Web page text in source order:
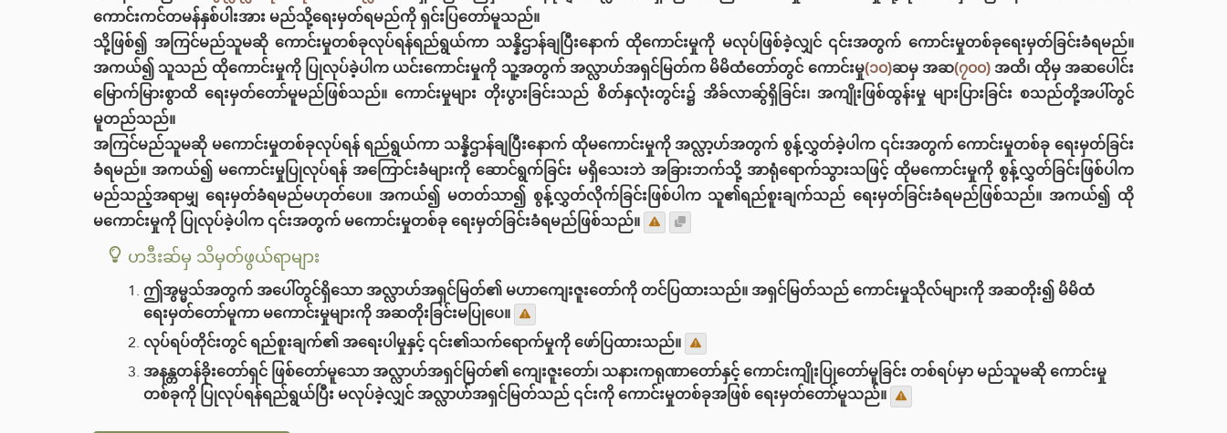
ကောင်းကင်တမန်နှစ်ပါးအား မည်သို့ရေးမှတ်ရမည်ကို ရှင်းပြတော်မူသည်။
သို့ဖြစ်၍ အကြင်မည်သူမဆို ကောင်းမှုတစ်ခုလုပ်ရန်ရည်ရွယ်ကာ သန္နိဌာန်ချပြီးနောက် ထိုကောင်းမှုကို မလုပ်ဖြစ်ခဲ့လျှင် ၎င်းအတွက် ကောင်းမှုတစ်ခုရေးမှတ်ခြင်းခံရမည်။
အကယ်၍ သူသည် ထိုကောင်းမှုကို ပြုလုပ်ခဲ့ပါက ယင်းကောင်းမှုကို သူ့အတွက် အလ္လာဟ်အရှင်မြတ်က မိမိထံတော်တွင် ကောင်းမှု(၁၀)ဆမှ အဆ(၇၀၀) အထိ၊ ထိုမှ အဆပေါင်း
မြောက်မြားစွာထိ ရေးမှတ်တော်မူမည်ဖြစ်သည်။ ကောင်းမှုများ တိုးပွားခြင်းသည် စိတ်နှလုံးတွင်း၌ အိခ်လာဆ်ွရှိခြင်း၊ အကျိုးဖြစ်ထွန်းမှု များပြားခြင်း စသည်တို့အပါ်တွင်
မူတည်သည်။
အကြင်မည်သူမဆို မကောင်းမှုတစ်ခုလုပ်ရန် ရည်ရွယ်ကာ သန္နိဌာန်ချပြီးနောက် ထိုမကောင်းမှုကို အလ္လာ့ဟ်အတွက် စွန့်လွှတ်ခဲ့ပါက ၎င်းအတွက် ကောင်းမှုတစ်ခု ရေးမှတ်ခြင်း
ခံရမည်။ အကယ်၍ မကောင်းမှုပြုလုပ်ရန် အကြောင်းခံများကို ဆောင်ရွက်ခြင်း မရှိသေးဘဲ အခြားဘက်သို့ အာရုံရောက်သွားသဖြင့် ထိုမကောင်းမှုကို စွန့်လွှတ်ခြင်းဖြစ်ပါက
မည်သည့်အရာမျှ ရေးမှတ်ခံရမည်မဟုတ်ပေ။ အကယ်၍ မတတ်သာ၍ စွန့်လွှတ်လိုက်ခြင်းဖြစ်ပါက သူ၏ရည်စူးချက်သည် ရေးမှတ်ခြင်းခံရမည်ဖြစ်သည်။ အကယ်၍ ထို
မကောင်းမှုကို ပြုလုပ်ခဲ့ပါက ၎င်းအတွက် မကောင်းမှုတစ်ခု ရေးမှတ်ခြင်းခံရမည်ဖြစ်သည်။
ဟဒီးဆ်မှ သိမှတ်ဖွယ်ရာများ
ဤအွမ္မသ်အတွက် အပေါ်တွင်ရှိသော အလ္လာဟ်အရှင်မြတ်၏ မဟာကျေးဇူးတော်ကို တင်ပြထားသည်။ အရှင်မြတ်သည် ကောင်းမှုသိုလ်များကို အဆတိုး၍ မိမိထံ
ရေးမှတ်တော်မူကာ မကောင်းမှုများကို အဆတိုးခြင်းမပြုပေ။
လုပ်ရပ်တိုင်းတွင် ရည်စူးချက်၏ အရေးပါမှုနှင့် ၎င်း၏သက်ရောက်မှုကို ဖော်ပြထားသည်။
အနန္တတန်ခိုးတော်ရှင် ဖြစ်တော်မူသော အလ္လာဟ်အရှင်မြတ်၏ ကျေးဇူးတော်၊ သနားကရုဏာတော်နှင့် ကောင်းကျိုးပြုတော်မူခြင်း တစ်ရပ်မှာ မည်သူမဆို ကောင်းမှု
တစ်ခုကို ပြုလုပ်ရန်ရည်ရွယ်ပြီး မလုပ်ခဲ့လျှင် အလ္လာဟ်အရှင်မြတ်သည် ၎င်းကို ကောင်းမှုတစ်ခုအဖြစ် ရေးမှတ်တော်မူသည်။